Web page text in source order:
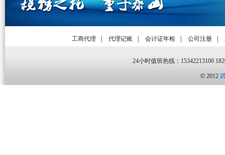
工商代理 代理记账 会计证年检 公司注册
24小时值班热线：15342213100
©2012